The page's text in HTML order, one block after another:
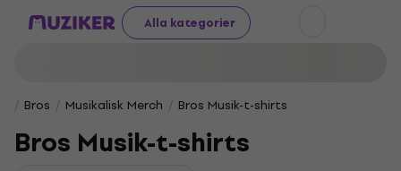
Alla kategorier
Bros Musikalisk Merch Bros Musik-t-shirts
Bros Musik-t-shirts